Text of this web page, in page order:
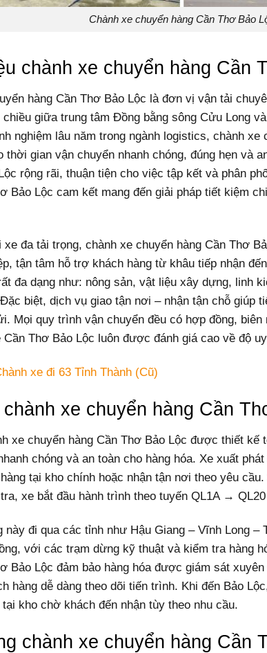
Chành xe chuyển hàng Cần Thơ Bảo
chành xe chuyển hàng Cần
hàng Cần Thơ Bảo Lộc là đơn vị vận tải
chiều giữa trung tâm Đồng bằng sông Cửu Long
nghiệm lâu năm trong ngành logistics, chành xe
thời gian vận chuyển nhanh chóng, đúng hẹn và
rộng rãi, thuận tiện cho việc tập kết và phân
Bảo Lộc cam kết mang đến giải pháp tiết kiệm
xe đa tải trọng, chành xe chuyển hàng Cần Thơ
tận tâm hỗ trợ khách hàng từ khâu tiếp nhận
đa dạng như: nông sản, vật liệu xây dựng, linh
biệt, dịch vụ giao tận nơi – nhận tận chỗ giúp
Mọi quy trình vận chuyển đều có hợp đồng, biên
Cần Thơ Bảo Lộc luôn được đánh giá cao về độ
xe đi 63 Tỉnh Thành (Cũ)
xe chuyển hàng Cần
xe chuyển hàng Cần Thơ Bảo Lộc được thiết kế
chóng và an toàn cho hàng hóa. Xe xuất
tại kho chính hoặc nhận tận nơi theo yêu
xe bắt đầu hành trình theo tuyến QL1A →
này đi qua các tỉnh như Hậu Giang – Vĩnh Long –
với các trạm dừng kỹ thuật và kiểm tra hàng
Bảo Lộc đảm bảo hàng hóa được giám sát
hàng dễ dàng theo dõi tiến trình. Khi đến Bảo
kho chờ khách đến nhận tùy theo nhu cầu.
chành xe chuyển hàng Cần